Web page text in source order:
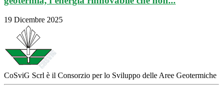
19 Dicembre 2025
CoSviG Scrl è il Consorzio per lo Sviluppo delle Aree Geotermiche